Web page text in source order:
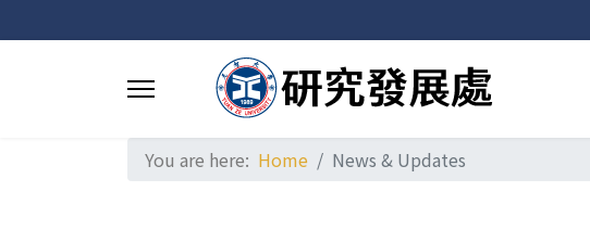
You are here: Home News & Updates